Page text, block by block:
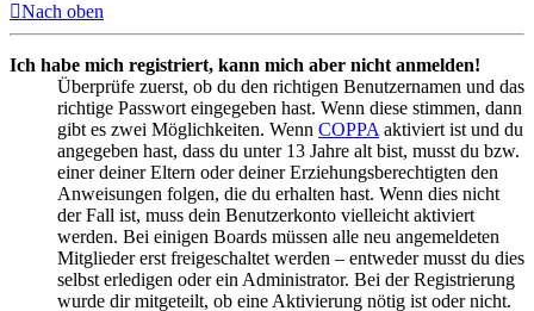
Nach oben
Ich habe mich registriert, kann mich aber nicht anmelden!
Überprüfe zuerst, ob du den richtigen Benutzernamen und das
richtige Passwort eingegeben hast. Wenn diese stimmen, dann
gibt es zwei Möglichkeiten. Wenn COPPA aktiviert ist und du
angegeben hast, dass du unter 13 Jahre alt bist, musst du bzw.
einer deiner Eltern oder deiner Erziehungsberechtigten den
Anweisungen folgen, die du erhalten hast. Wenn dies nicht
der Fall ist, muss dein Benutzerkonto vielleicht aktiviert
werden. Bei einigen Boards müssen alle neu angemeldeten
Mitglieder erst freigeschaltet werden – entweder musst du dies
selbst erledigen oder ein Administrator. Bei der Registrierung
wurde dir mitgeteilt, ob eine Aktivierung nötig ist oder nicht.